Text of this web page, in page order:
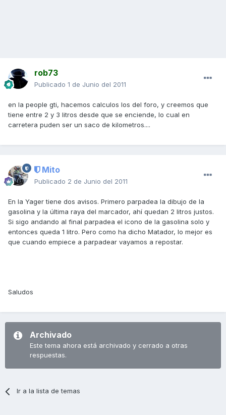
rob73
Publicado 1 de Junio del 2011
en la people gti, hacemos calculos los del foro, y creemos que
tiene entre 2 y 3 litros desde que se enciende, lo cual en
carretera puden ser un saco de kilometros....
Mito
Publicado 2 de Junio del 2011
En la Yager tiene dos avisos. Primero parpadea la dibujo de la
gasolina y la última raya del marcador, ahí quedan 2 litros justos.
Si sigo andando al final parpadea el icono de la gasolina solo y
entonces queda 1 litro. Pero como ha dicho Matador, lo mejor es
que cuando empiece a parpadear vayamos a repostar.
Saludos
Archivado
Este tema ahora está archivado y cerrado a otras
respuestas.
Ir a la lista de temas